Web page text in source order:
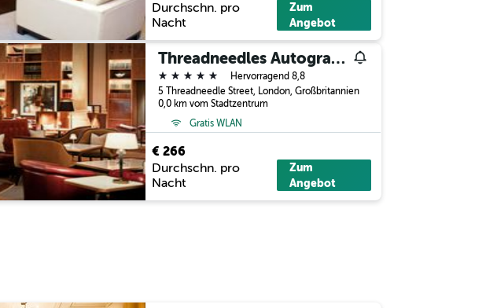
Durchschn. pro
Nacht
Zum
Angebot
Threadneedles Autograph Collection
5 Sterne
Hervorragend 8,8
5 Threadneedle Street, London, Großbritannien
0,0 km vom Stadtzentrum
Gratis WLAN
€ 266
Durchschn. pro
Nacht
Zum
Angebot